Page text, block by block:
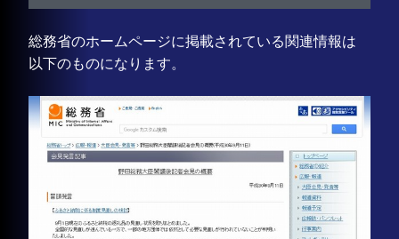
総務省のホームページに掲載されている関連情報は
以下のものになります。